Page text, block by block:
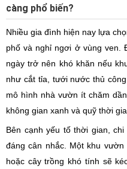
càng phổ biến?
Nhiều gia đình hiện nay lựa
phố và nghỉ ngơi ở vùng ven.
ngày trở nên khó khăn nếu
như cắt tỉa, tưới nước thủ
mô hình nhà vườn ít chăm
không gian xanh và quỹ thời
Bên cạnh yếu tố thời gian,
đáng cân nhắc. Một khu
hoặc cây trồng khó tính sẽ